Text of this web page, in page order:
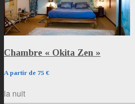
Chambre « Okita Zen »
A partir de 75 €
la nuit